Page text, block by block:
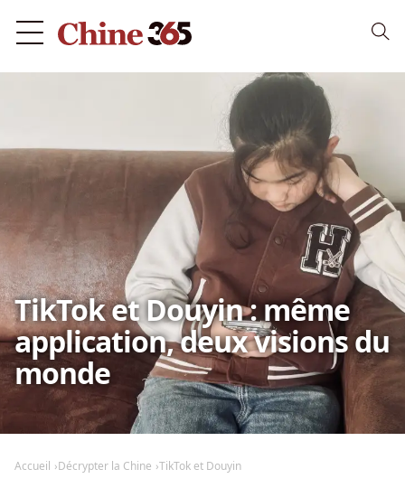
TikTok et Douyin : même
application, deux visions du
monde
Accueil Décrypter la Chine TikTok et Douyin